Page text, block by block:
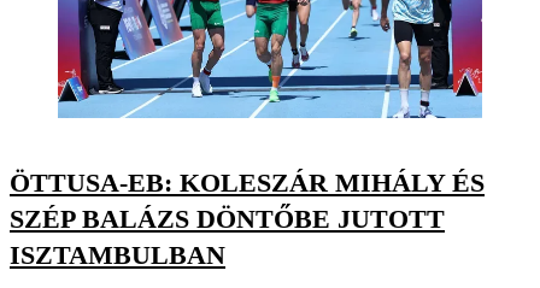
ÖTTUSA-EB: KOLESZÁR MIHÁLY ÉS
SZÉP BALÁZS DÖNTŐBE JUTOTT
ISZTAMBULBAN